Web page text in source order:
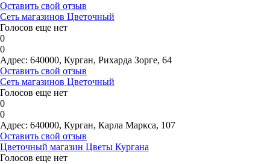
Оставить свой отзыв
Сеть магазинов Цветочный
Голосов еще нет
0
0
Адрес: 640000, Курган, Рихарда Зорге, 64
Оставить свой отзыв
Сеть магазинов Цветочный
Голосов еще нет
0
0
Адрес: 640000, Курган, Карла Маркса, 107
Оставить свой отзыв
Цветочный магазин Цветы Кургана
Голосов еще нет